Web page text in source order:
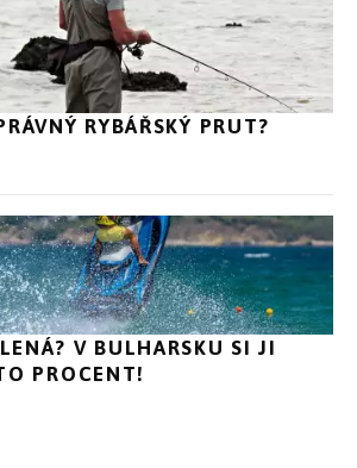
RYBÁŘSKÝ PRUT?
V BULHARSKU SI JI
PROCENT!